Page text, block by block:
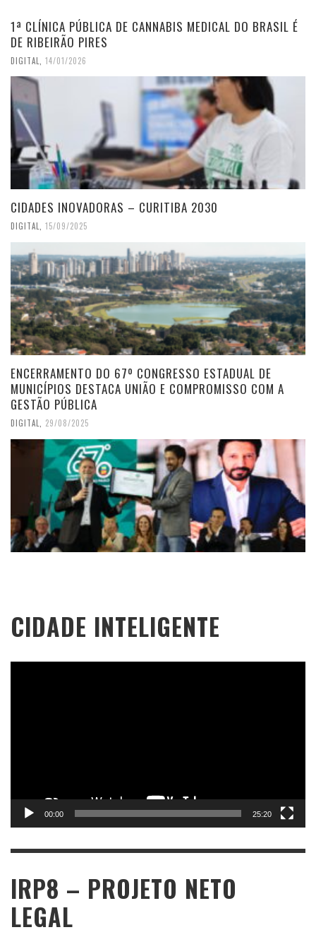
1ª CLÍNICA PÚBLICA DE CANNABIS MEDICAL DO BRASIL É
DE RIBEIRÃO PIRES
DIGITAL 14/01/2026
CIDADES INOVADORAS – CURITIBA 2030
DIGITAL, 15/09/2025
ENCERRAMENTO DO 67º CONGRESSO ESTADUAL DE
MUNICÍPIOS DESTACA UNIÃO E COMPROMISSO COM A
GESTÃO PÚBLICA
DIGITAL 29/08/2025
CIDADE INTELIGENTE
00:00 25:20
IRP8 – PROJETO NETO
LEGAL